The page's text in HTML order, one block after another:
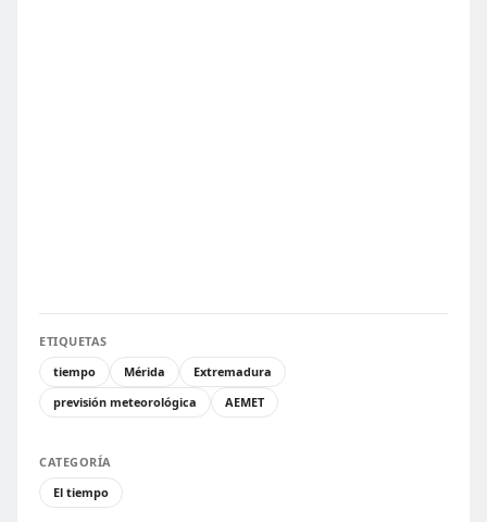
ETIQUETAS
tiempo
Mérida
Extremadura
previsión meteorológica
AEMET
CATEGORÍA
El tiempo